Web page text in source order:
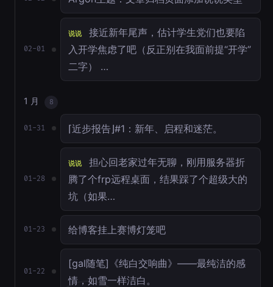
02-01
说说
接近新年尾声，估计学生党们也要陷
入开学焦虑了吧（反正别在我面前提“开学”
二字） …
1 月 8
01-31 ⌈近步报告⌋#1：新年、启程和迷茫。
01-28
说说
担心回老家过年无聊，刚用服务器折
腾了个frp远程桌面，结果踩了个超级大的
坑（如果…
01-23 给博客挂上赛博灯笼吧
01-22
[gal随笔]《纯白交响曲》——最纯洁的感
情，如雪一样洁白。